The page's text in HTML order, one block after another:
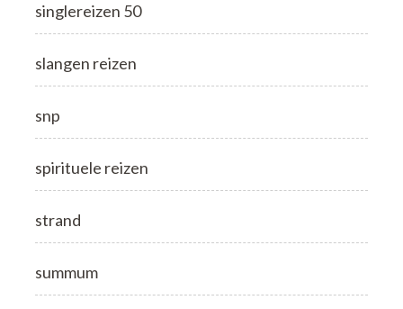
singlereizen 50
slangen reizen
snp
spirituele reizen
strand
summum